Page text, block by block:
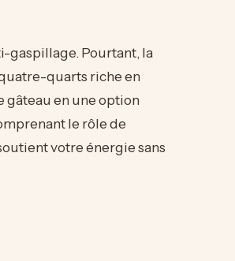
gaspillage. Pourtant, la
quarts riche en
gâteau en une option
le rôle de
votre énergie sans